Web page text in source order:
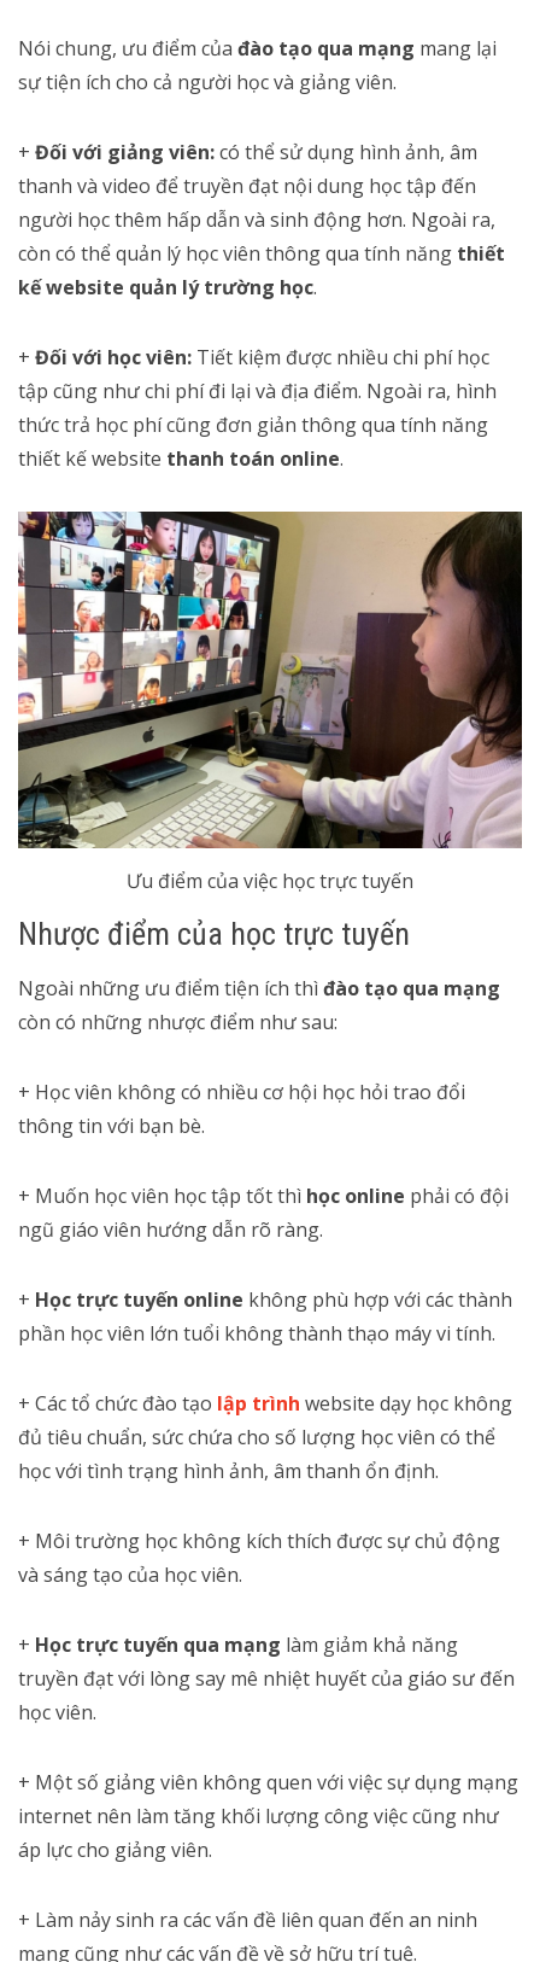
Nói chung, ưu điểm của đào tạo qua mạng mang lại
sự tiện ích cho cả người học và giảng viên.
+ Đối với giảng viên:có thể sử dụng hình ảnh, âm
thanh và video để truyền đạt nội dung học tập đến
người học thêm hấp dẫn và sinh động hơn. Ngoài ra,
còn có thể quản lý học viên thông qua tính năng thiết
kế website quản lý trường học.
+ Đối với học viên: Tiết kiệm được nhiều chi phí học
tập cũng như chi phí đi lại và địa điểm. Ngoài ra, hình
thức trả học phí cũng đơn giản thông qua tính năng
thiết kế website thanh toán online.
Ưu điểm của việc học trực tuyến
Nhược điểm của học trực tuyến
Ngoài những ưu điểm tiện ích thìđào tạo qua mạng
còn có những nhược điểm như sau:
+ Học viên không có nhiều cơ hội học hỏi trao đổi
thông tin với bạn bè.
+ Muốn học viên học tập tốt thì học online phải có đội
ngũ giáo viên hướng dẫn rõ ràng.
+ Học trực tuyến online không phù hợp với các thành
phần học viên lớn tuổi không thành thạo máy vi tính.
+ Các tổ chức đào tạo lập trình website dạy học không
đủ tiêu chuẩn, sức chứa cho số lượng học viên có thể
học với tình trạng hình ảnh, âm thanh ổn định.
+ Môi trường học không kích thích được sự chủ động
và sáng tạo của học viên.
+ Học trực tuyến qua mạng làm giảm khả năng
truyền đạt với lòng say mê nhiệt huyết của giáo sư đến
học viên.
+ Một số giảng viên không quen với việc sự dụng mạng
internet nên làm tăng khối lượng công việc cũng như
áp lực cho giảng viên.
+ Làm nảy sinh ra các vấn đề liên quan đến an ninh
mạng cũng như các vấn đề về sở hữu trí tuệ.